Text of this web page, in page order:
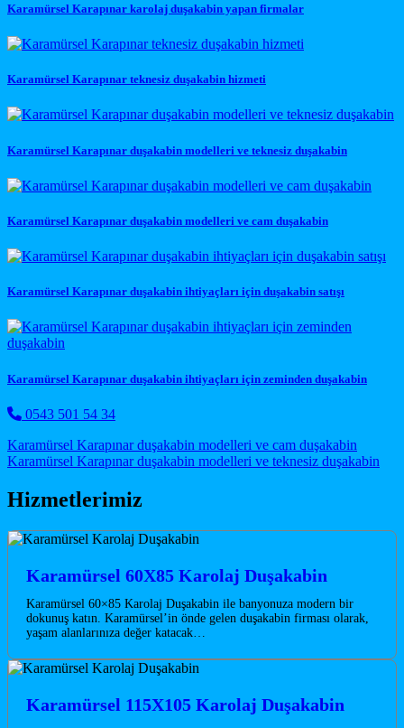
Karamürsel Karapınar karolaj duşakabin yapan firmalar
Karamürsel Karapınar teknesiz duşakabin hizmeti
Karamürsel Karapınar duşakabin modelleri ve teknesiz duşakabin
Karamürsel Karapınar duşakabin modelleri ve cam duşakabin
Karamürsel Karapınar duşakabin ihtiyaçları için duşakabin satışı
Karamürsel Karapınar duşakabin ihtiyaçları için zeminden duşakabin
0543 501 54 34
Post navigation
Karamürsel Karapınar duşakabin modelleri ve cam duşakabin
Karamürsel Karapınar duşakabin modelleri ve teknesiz duşakabin
Hizmetlerimiz
Karamürsel 60X85 Karolaj Duşakabin
Karamürsel 60×85 Karolaj Duşakabin ile banyonuza modern bir
dokunuş katın. Karamürsel’in önde gelen duşakabin firması olarak,
yaşam alanlarınıza değer katacak…
Karamürsel 115X105 Karolaj Duşakabin